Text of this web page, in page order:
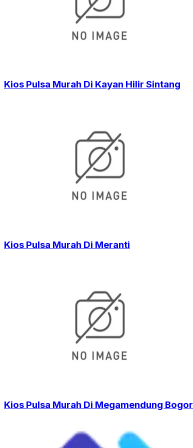
Kios Pulsa Murah Di Kayan Hilir Sintang
Kios Pulsa Murah Di Meranti
Kios Pulsa Murah Di Megamendung Bogor